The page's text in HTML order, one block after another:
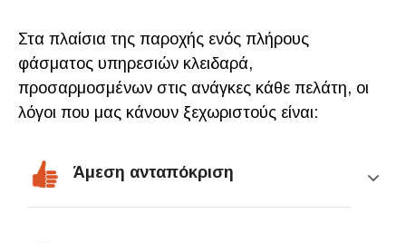
Στα πλαίσια της παροχής ενός πλήρους
φάσματος υπηρεσιών κλειδαρά,
προσαρμοσμένων στις ανάγκες κάθε πελάτη, οι
λόγοι που μας κάνουν ξεχωριστούς είναι:
Άμεση ανταπόκριση